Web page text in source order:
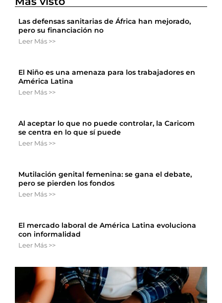
Las defensas sanitarias de África han mejorado,
pero su financiación no
Leer Más >>
El Niño es una amenaza para los trabajadores en
América Latina
Leer Más >>
Al aceptar lo que no puede controlar, la Caricom
se centra en lo que sí puede
Leer Más >>
Mutilación genital femenina: se gana el debate,
pero se pierden los fondos
Leer Más >>
El mercado laboral de América Latina evoluciona
con informalidad
Leer Más >>